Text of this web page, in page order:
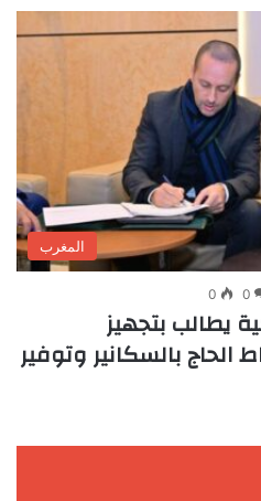
المغرب
0
0
يطالب بتجهيز
بالسكانير وتوفير